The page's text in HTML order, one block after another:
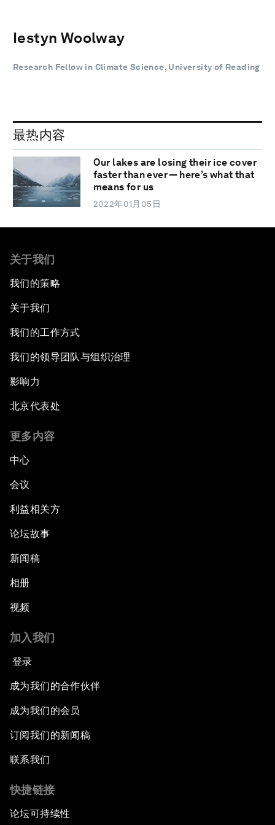
Iestyn Woolway
Research Fellow in Climate Science, University of Reading
最热内容
Our lakes are losing their ice cover
faster than ever — here’s what that
means for us
2022年01月05日
关于我们
我们的策略
关于我们
我们的工作方式
我们的领导团队与组织治理
影响力
北京代表处
更多内容
中心
会议
利益相关方
论坛故事
新闻稿
相册
视频
加入我们
登录
成为我们的合作伙伴
成为我们的会员
订阅我们的新闻稿
联系我们
快捷链接
论坛可持续性